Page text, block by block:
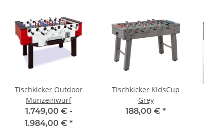
Tischkicker Outdoor
Münzeinwurf
1.749,00 € -
1.984,00 € *
Tischkicker KidsCup
Grey
188,00 € *